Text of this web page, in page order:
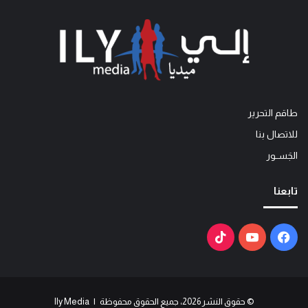
طاقم التحرير
للاتصال بنا
الجَســور
تابعنا
فيسبوكيوتيوب ‫TikTok
© حقوق النشر 2026، جميع الحقوق محفوظة | Ily Media